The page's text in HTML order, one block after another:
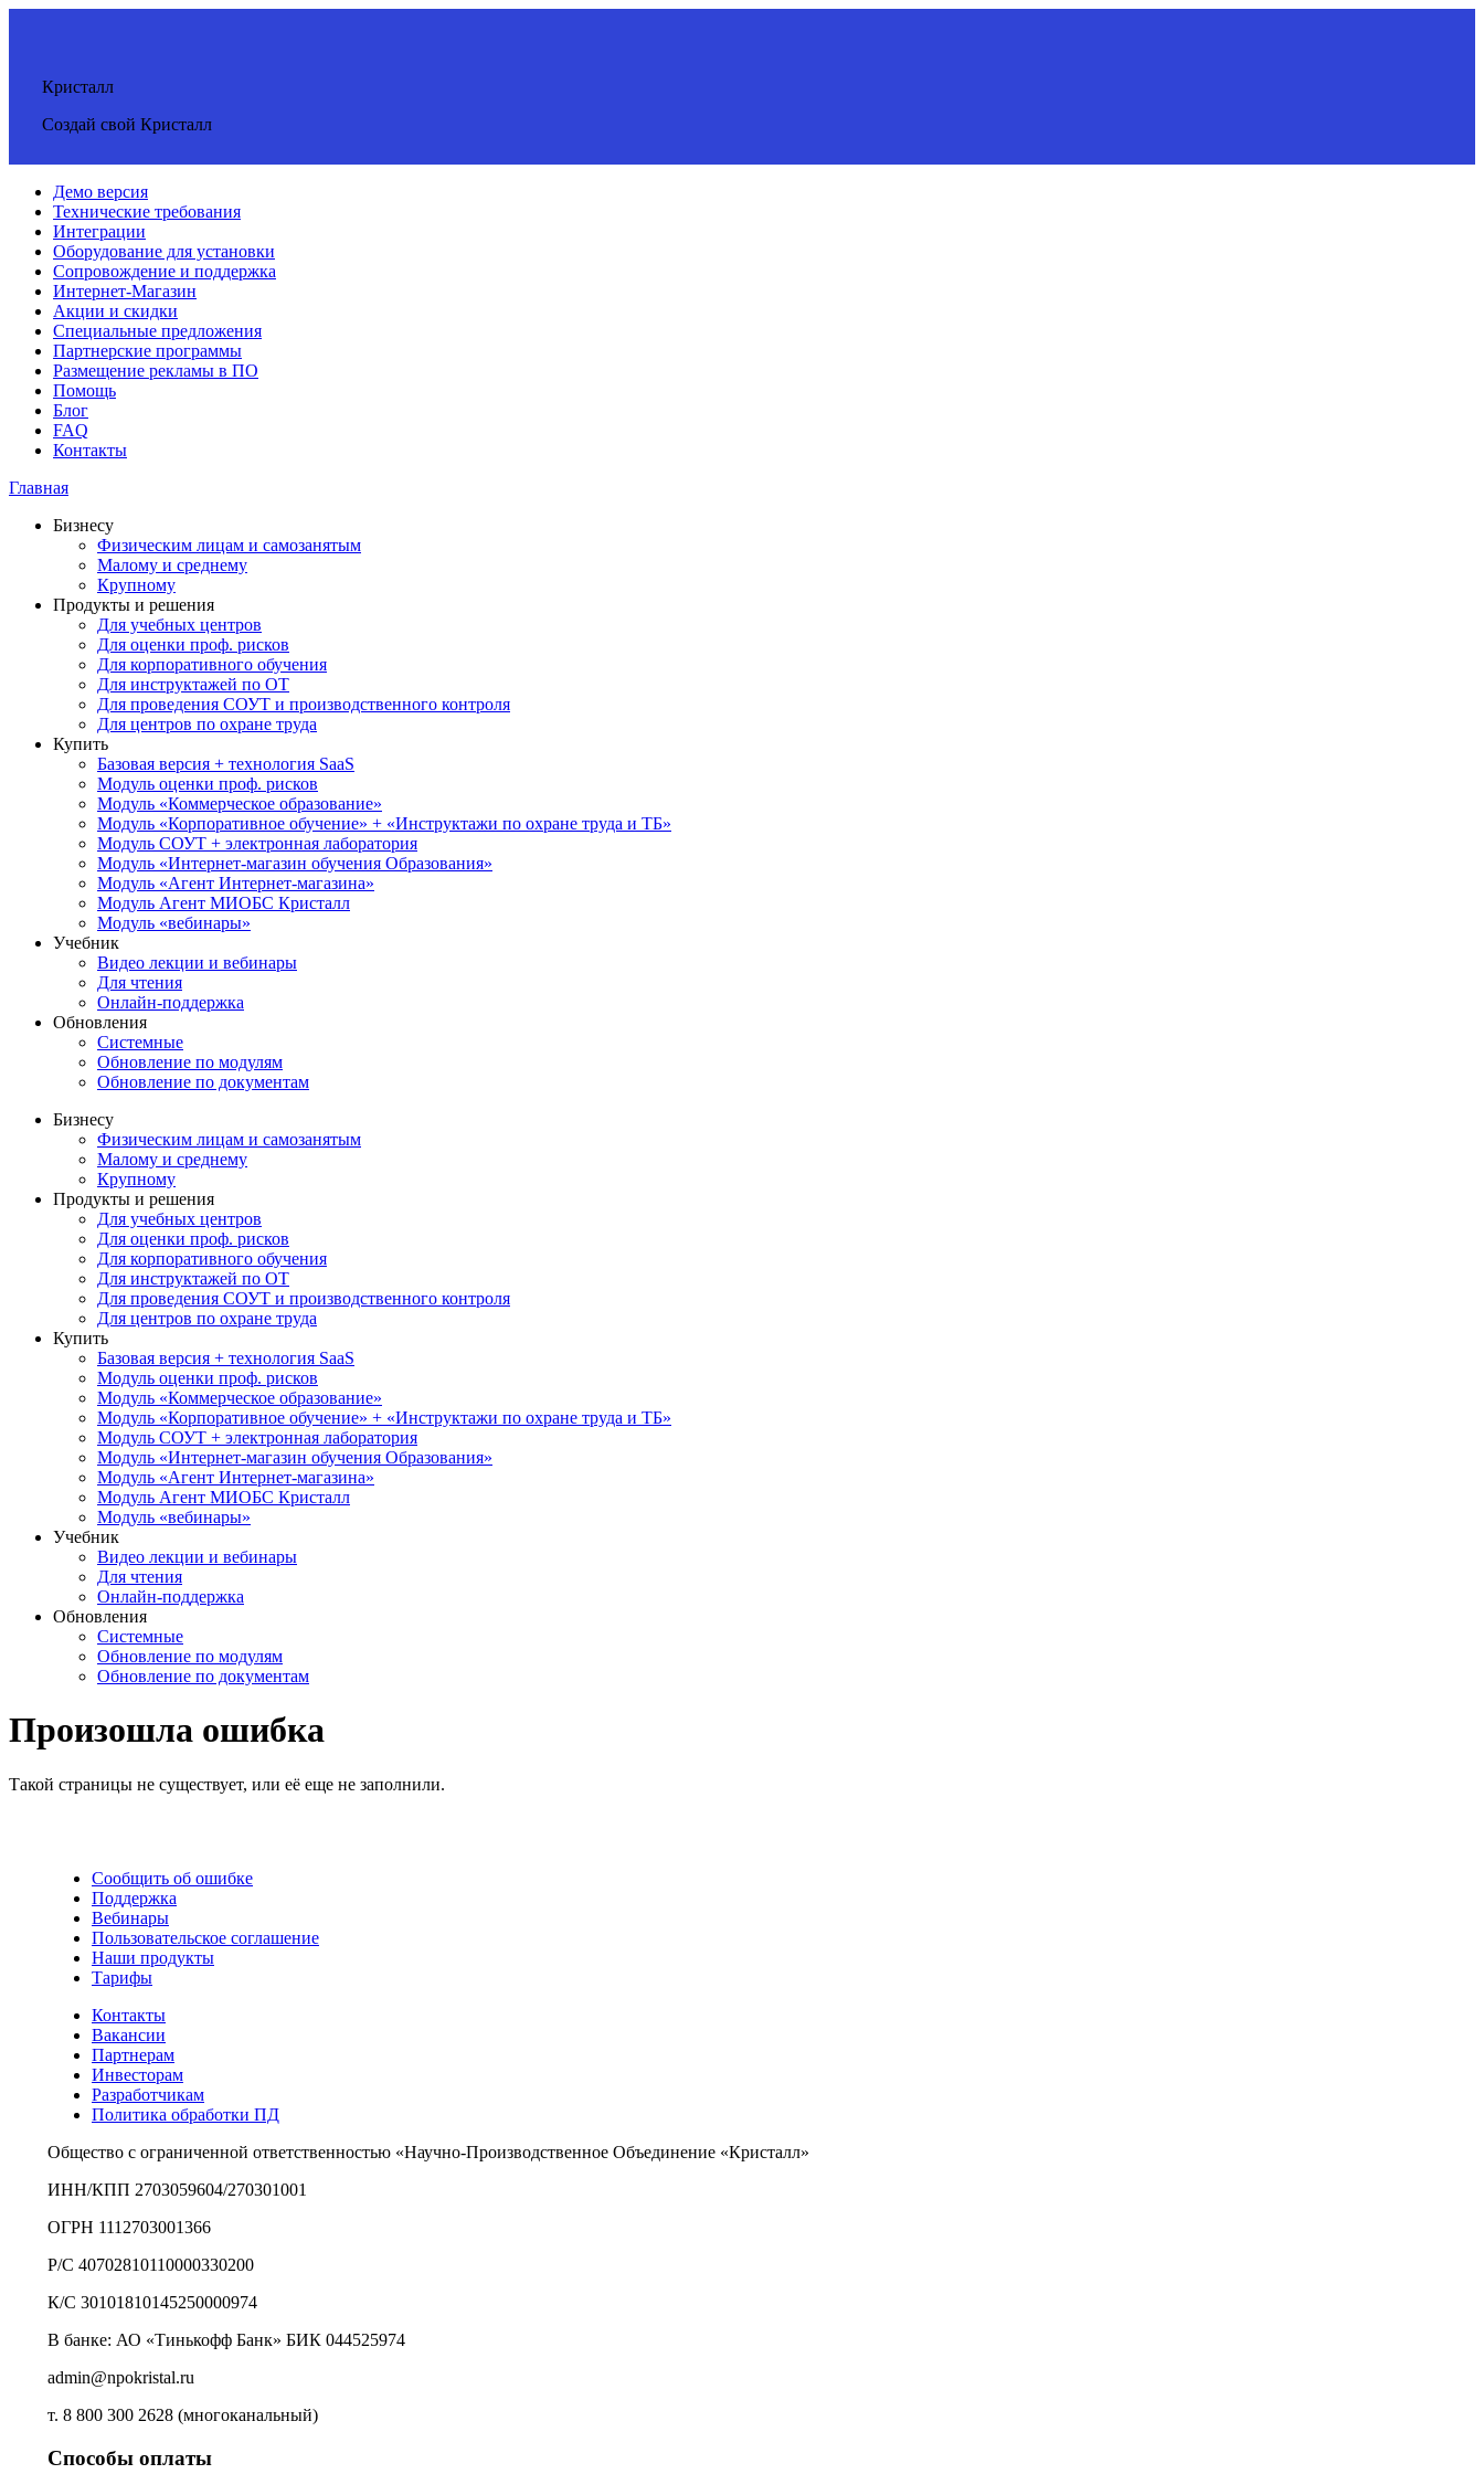
Кристалл
Создай свой Кристалл
Демо версия
Технические требования
Интеграции
Оборудование для установки
Сопровождение и поддержка
Интернет-Магазин
Акции и скидки
Специальные предложения
Партнерские программы
Размещение рекламы в ПО
Помощь
Блог
FAQ
Контакты
Главная
Бизнесу
Физическим лицам и самозанятым
Малому и среднему
Крупному
Продукты и решения
Для учебных центров
Для оценки проф. рисков
Для корпоративного обучения
Для инструктажей по ОТ
Для проведения СОУТ и производственного контроля
Для центров по охране труда
Купить
Базовая версия + технология SaaS
Модуль оценки проф. рисков
Модуль «Коммерческое образование»
Модуль «Корпоративное обучение» + «Инструктажи по охране труда и ТБ»
Модуль СОУТ + электронная лаборатория
Модуль «Интернет-магазин обучения Образования»
Модуль «Агент Интернет-магазина»
Модуль Агент МИОБС Кристалл
Модуль «вебинары»
Учебник
Видео лекции и вебинары
Для чтения
Онлайн-поддержка
Обновления
Системные
Обновление по модулям
Обновление по документам
Бизнесу
Физическим лицам и самозанятым
Малому и среднему
Крупному
Продукты и решения
Для учебных центров
Для оценки проф. рисков
Для корпоративного обучения
Для инструктажей по ОТ
Для проведения СОУТ и производственного контроля
Для центров по охране труда
Купить
Базовая версия + технология SaaS
Модуль оценки проф. рисков
Модуль «Коммерческое образование»
Модуль «Корпоративное обучение» + «Инструктажи по охране труда и ТБ»
Модуль СОУТ + электронная лаборатория
Модуль «Интернет-магазин обучения Образования»
Модуль «Агент Интернет-магазина»
Модуль Агент МИОБС Кристалл
Модуль «вебинары»
Учебник
Видео лекции и вебинары
Для чтения
Онлайн-поддержка
Обновления
Системные
Обновление по модулям
Обновление по документам
Произошла ошибка
Такой страницы не существует, или её еще не заполнили.
Сообщить об ошибке
Поддержка
Вебинары
Пользовательское соглашение
Наши продукты
Тарифы
Контакты
Вакансии
Партнерам
Инвесторам
Разработчикам
Политика обработки ПД
Общество с ограниченной ответственностью «Научно-Производственное Объединение «Кристалл»
ИНН/КПП 2703059604/270301001
ОГРН 1112703001366
Р/С 40702810110000330200
К/С 30101810145250000974
В банке: АО «Тинькофф Банк» БИК 044525974
admin@npokristal.ru
т. 8 800 300 2628 (многоканальный)
Способы оплаты